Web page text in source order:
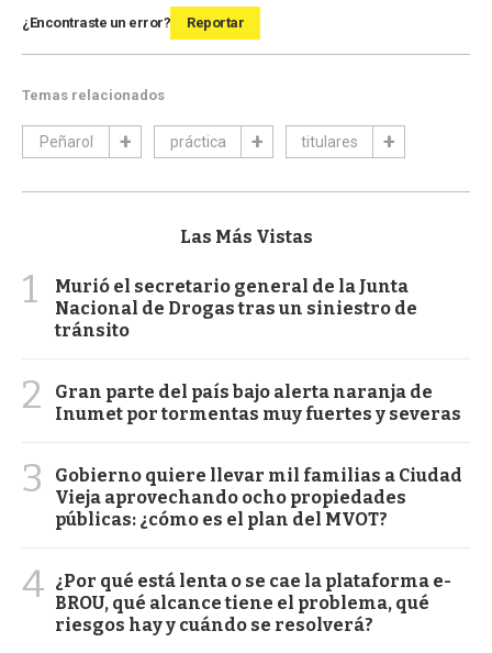
¿Encontraste un error? Reportar
Temas relacionados
Peñarol práctica titulares
Las Más Vistas
1
Murió el secretario general de la Junta
Nacional de Drogas tras un siniestro de
tránsito
2
Gran parte del país bajo alerta naranja de
Inumet por tormentas muy fuertes y severas
3
Gobierno quiere llevar mil familias a Ciudad
Vieja aprovechando ocho propiedades
públicas: ¿cómo es el plan del MVOT?
4 ¿Por qué está lenta o se cae la plataforma e-
BROU, qué alcance tiene el problema, qué
riesgos hay y cuándo se resolverá?